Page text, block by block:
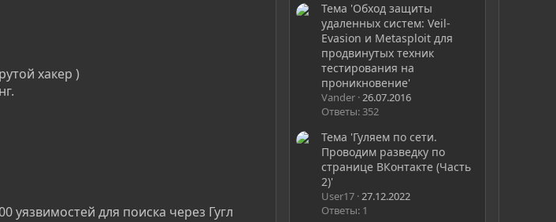
хакер )
для поиска через Гугл
Тема 'Обход защиты
удаленных систем: Veil-
Evasion и Metasploit для
продвинутых техник
тестирования на
проникновение'
Vander 26.07.2016
Ответы: 352
Тема 'Гуляем по сети.
Проводим разведку по
странице ВКонтакте (Часть
2)'
User17 27.12.2022
Ответы: 1